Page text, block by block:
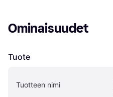
Ominaisuudet
Tuote
Tuotteen nimi